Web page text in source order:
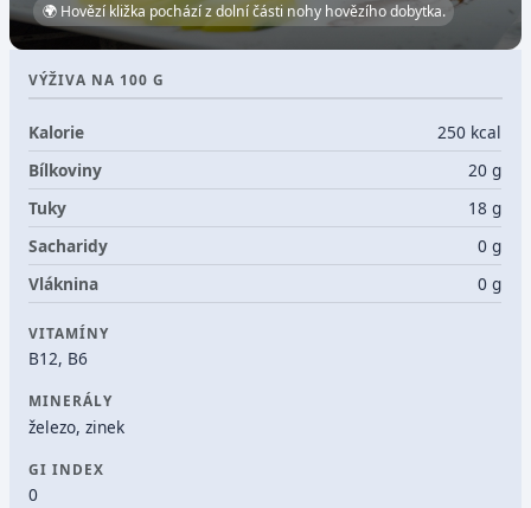
🌍 Hovězí kližka pochází z dolní části nohy hovězího dobytka.
VÝŽIVA NA 100 G
Kalorie
250 kcal
Bílkoviny
20 g
Tuky
18 g
Sacharidy
0 g
Vláknina
0 g
VITAMÍNY
B12, B6
MINERÁLY
železo, zinek
GI INDEX
0